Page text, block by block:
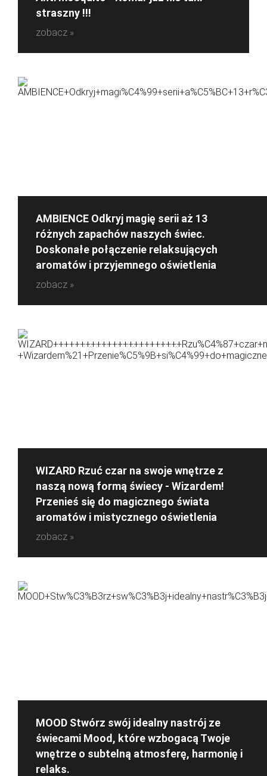
straszny !!!
zobacz »
AMBIENCE Odkryj magię serii aż 13
różnych zapachów naszych świec.
Doskonałe połączenie relaksujących
aromatów i przyjemnego oświetlenia
zobacz »
WIZARD Rzuć czar na swoje wnętrze z
naszą nową formą świecy - Wizardem!
Przenieś się do magicznego świata
aromatów i mistycznego oświetlenia
zobacz »
MOOD Stwórz swój idealny nastrój ze
świecami Mood, które wzbogacą Twoje
wnętrze o subtelną atmosferę, harmonię i
relaks.